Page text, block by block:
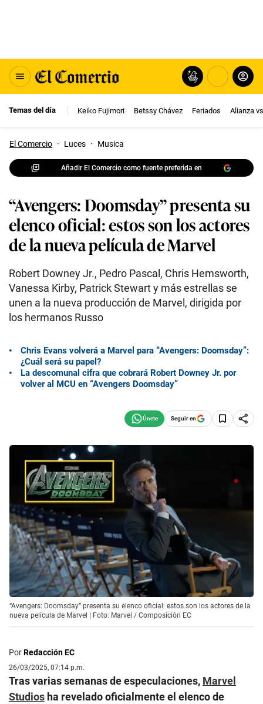
Temas del día Keiko Fujimori Betssy Chávez Feriados Alianza
El Comercio · Luces · Musica
Añadir El Comercio como fuente preferida en
“Avengers: Doomsday” presenta su
elenco oficial: estos son los actores
de la nueva película de Marvel
Robert Downey Jr., Pedro Pascal, Chris Hemsworth,
Vanessa Kirby, Patrick Stewart y más estrellas se
unen a la nueva producción de Marvel, dirigida por
los hermanos Russo
Chris Evans volverá a Marvel para “Avengers: Doomsday”:
¿Cuál será su papel?
La descomunal cifra que cobrará Robert Downey Jr. por
volver al MCU en “Avengers Doomsday”
Seguir en
“Avengers: Doomsday” presenta su elenco oficial: estos son los actores de la
nueva película de Marvel | Foto: Marvel / Composición EC
PorRedacción EC
26/03/2025, 07:14 p.m.
Tras varias semanas de especulaciones, Marvel
Studios ha revelado oficialmente el elenco de